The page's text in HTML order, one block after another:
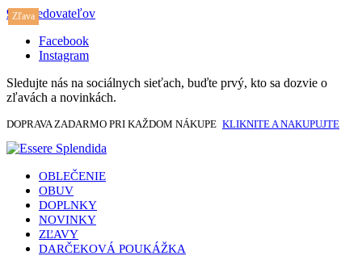
917 sledovateľov
Facebook
Instagram
Sledujte nás na sociálnych sieťach, buďte prvý, kto sa dozvie o
zľavách a novinkách.
DOPRAVA ZADARMO PRI KAŽDOM NÁKUPE KLIKNITE A NAKUPUJTE
OBLEČENIE
OBUV
DOPLNKY
NOVINKY
ZĽAVY
DARČEKOVÁ POUKÁŽKA
Zľava